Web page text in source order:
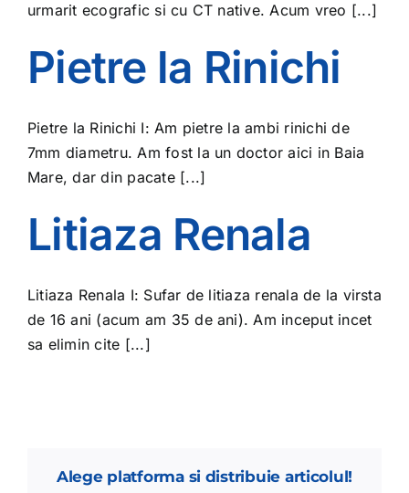
urmarit ecografic si cu CT native. Acum vreo [...]
Pietre la Rinichi
Pietre la Rinichi I: Am pietre la ambi rinichi de
7mm diametru. Am fost la un doctor aici in Baia
Mare, dar din pacate [...]
Litiaza Renala
Litiaza Renala I: Sufar de litiaza renala de la virsta
de 16 ani (acum am 35 de ani). Am inceput incet
sa elimin cite [...]
Alege platforma si distribuie articolul!